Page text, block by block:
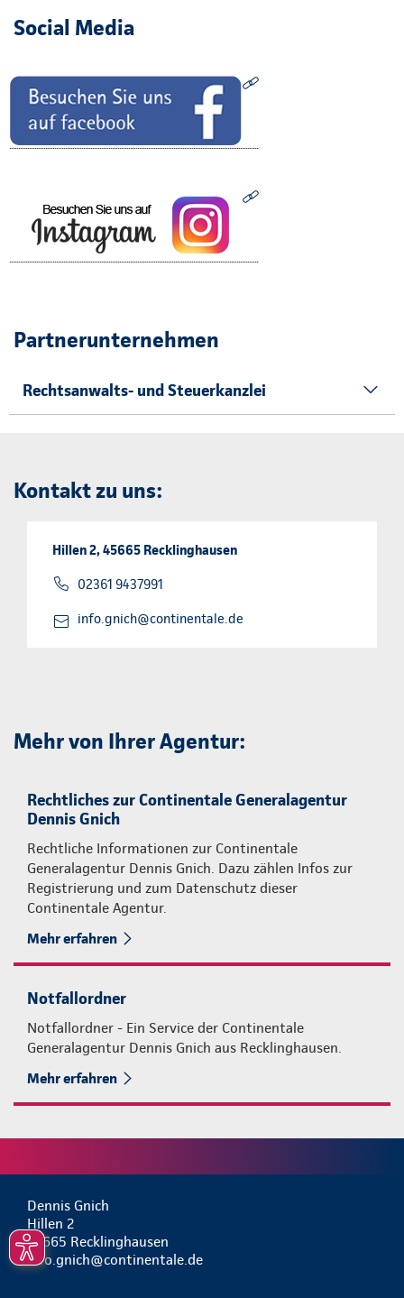
Social Media
Partnerunternehmen
Rechtsanwalts- und Steuerkanzlei
Kontakt zu uns:
Hillen 2, 45665 Recklinghausen
02361 9437991
info.gnich@continentale.de
Mehr von Ihrer Agentur:
Rechtliches zur Continentale Generalagentur
Dennis Gnich
Rechtliche Informationen zur Continentale
Generalagentur Dennis Gnich. Dazu zählen Infos zur
Registrierung und zum Datenschutz dieser
Continentale Agentur.
Mehr erfahren
Notfallordner
Notfallordner - Ein Service der Continentale
Generalagentur Dennis Gnich aus Recklinghausen.
Mehr erfahren
Dennis Gnich
Hillen 2
45665 Recklinghausen
info.gnich@continentale.de